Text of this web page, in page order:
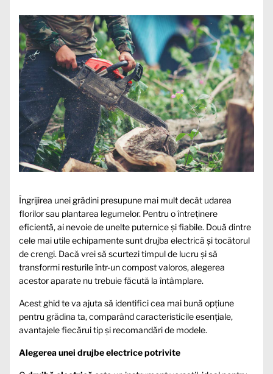
Îngrijirea unei grădini presupune mai mult decât udarea
florilor sau plantarea legumelor. Pentru o întreținere
eficientă, ai nevoie de unelte puternice și fiabile. Două dintre
cele mai utile echipamente sunt drujba electrică și tocătorul
de crengi. Dacă vrei să scurtezi timpul de lucru și să
transformi resturile într-un compost valoros, alegerea
acestor aparate nu trebuie făcută la întâmplare.
Acest ghid te va ajuta să identifici cea mai bună opțiune
pentru grădina ta, comparând caracteristicile esențiale,
avantajele fiecărui tip și recomandări de modele.
Alegerea unei drujbe electrice potrivite